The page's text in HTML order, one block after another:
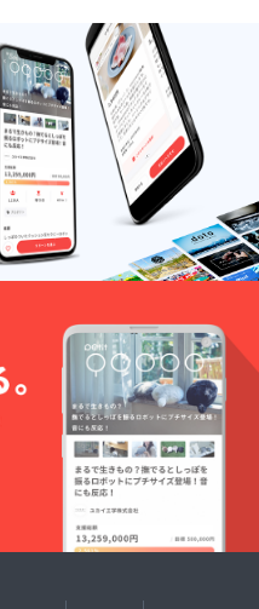
CAMPFIRE Creation
yaコミュニティ